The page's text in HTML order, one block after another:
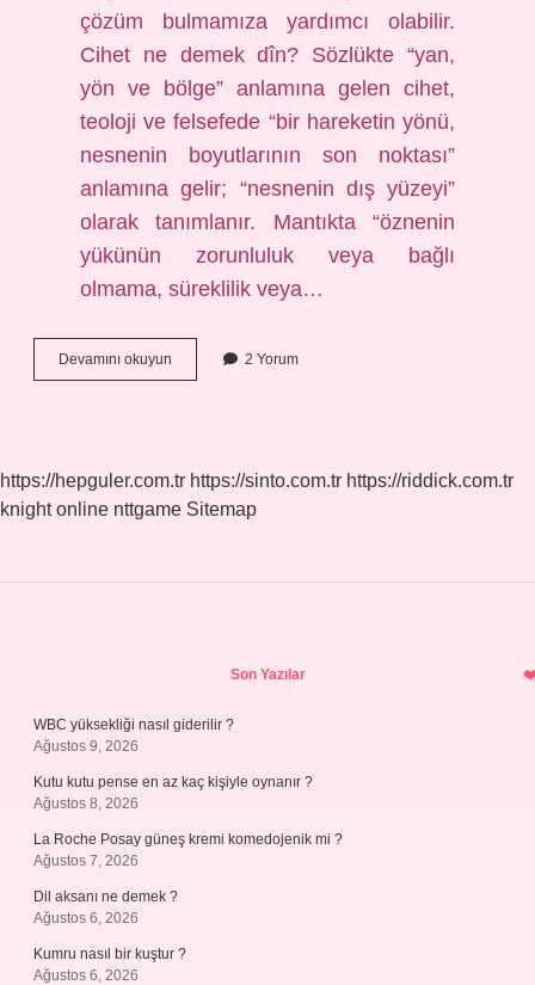
çözüm bulmamıza yardımcı olabilir.
Cihet ne demek dîn? Sözlükte “yan,
yön ve bölge” anlamına gelen cihet,
teoloji ve felsefede “bir hareketin yönü,
nesnenin boyutlarının son noktası”
anlamına gelir; “nesnenin dış yüzeyi”
olarak tanımlanır. Mantıkta “öznenin
yükünün zorunluluk veya bağlı
olmama, süreklilik veya…
Devamını okuyun Cihetleriyle
Ne
2 Yorum
https://hepguler.com.tr https://sinto.com.tr https://riddick.com.tr
knight online nttgame Sitemap
Son Yazılar
WBC yüksekliği nasıl giderilir ?
Ağustos 9, 2026
Kutu kutu pense en az kaç kişiyle oynanır ?
Ağustos 8, 2026
La Roche Posay güneş kremi komedojenik mi ?
Ağustos 7, 2026
Dil aksanı ne demek ?
Ağustos 6, 2026
Kumru nasıl bir kuştur ?
Ağustos 6, 2026